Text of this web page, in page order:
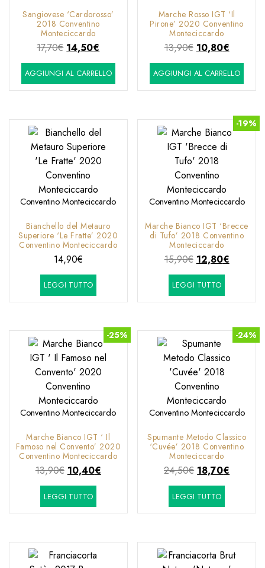
Sangiovese ‘Cardorosso’
2018 Conventino
Monteciccardo
17,70€ Il
prezzo
originale
era:
14,50€
prezzo
attuale
è:
AGGIUNGI AL CARRELLO
Marche Rosso IGT ‘Il
Pirone’ 2020 Conventino
Monteciccardo
13,90€ Il
prezzo
originale
era:
10,80€Il
prezzo
attuale
è:
AGGIUNGI AL CARRELLO
Conventino Monteciccardo
Bianchello del Metauro
Superiore ‘Le Fratte’ 2020
Conventino Monteciccardo
14,90€
LEGGI TUTTO
-19%
Conventino Monteciccardo
Marche Bianco IGT ‘Brecce
di Tufo’ 2018 Conventino
Monteciccardo
15,90€ Il
prezzo
originale
era:
12,80€Il
è:
LEGGI TUTTO
-25%
Conventino Monteciccardo
Marche Bianco IGT ‘ Il
Famoso nel Convento’ 2020
Conventino Monteciccardo
13,90€ Il
prezzo
originale
era:
10,40€Il
è:
LEGGI TUTTO
-24%
Conventino Monteciccardo
Spumante Metodo Classico
‘Cuvée’ 2018 Conventino
Monteciccardo
24,50€ Il
prezzo
originale
era:
18,70€
è:
LEGGI TUTTO